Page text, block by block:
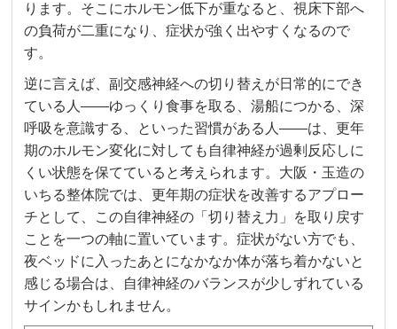
ります。そこにホルモン低下が重なると、視床下部へ
の負荷が二重になり、症状が強く出やすくなるので
す。
逆に言えば、副交感神経への切り替えが日常的にでき
ている人——ゆっくり食事を取る、湯船につかる、深
呼吸を意識する、といった習慣がある人——は、更年
期のホルモン変化に対しても自律神経が過剰反応しに
くい状態を保てていると考えられます。大阪・玉造の
いちる整体院では、更年期の症状を改善するアプロー
チとして、この自律神経の「切り替え力」を取り戻す
ことを一つの軸に置いています。症状がない方でも、
夜ベッドに入ったあとになかなか体が落ち着かないと
感じる場合は、自律神経のバランスが少しずれている
サインかもしれません。